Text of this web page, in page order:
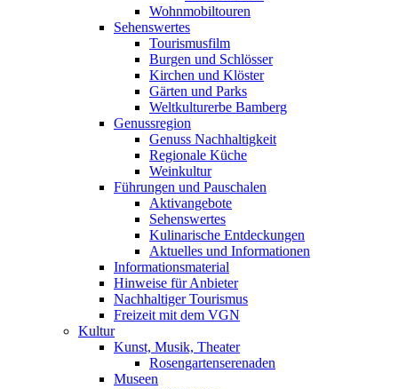
Wohnmobiltouren
Sehenswertes
Tourismusfilm
Burgen und Schlösser
Kirchen und Klöster
Gärten und Parks
Weltkulturerbe Bamberg
Genussregion
Genuss Nachhaltigkeit
Regionale Küche
Weinkultur
Führungen und Pauschalen
Aktivangebote
Sehenswertes
Kulinarische Entdeckungen
Aktuelles und Informationen
Informationsmaterial
Hinweise für Anbieter
Nachhaltiger Tourismus
Freizeit mit dem VGN
Kultur
Kunst, Musik, Theater
Rosengartenserenaden
Museen